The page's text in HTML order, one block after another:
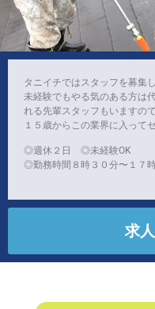
タニイチではスタッフを募集
未経験でもやる気のある方は
れる先輩スタッフもいますの
１５歳からこの業界に入って
◎週休２日 ◎未経験OK
◎勤務時間８時３０分〜１７
求